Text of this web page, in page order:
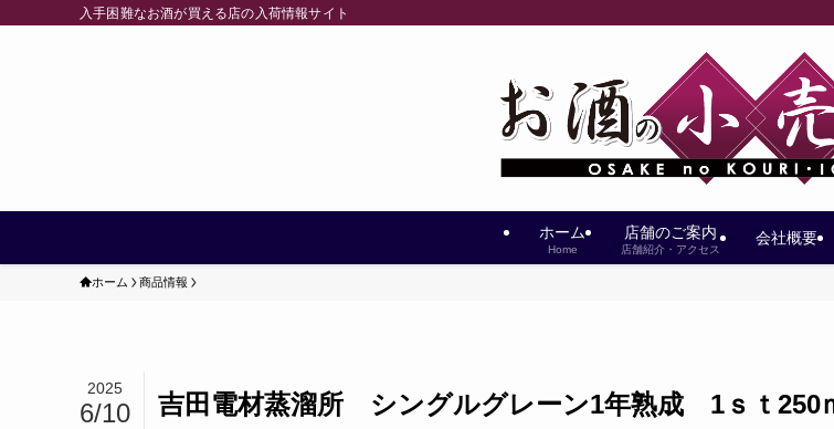
入手困難なお酒が買える店の入荷情報サイト
ホーム
Home
店舗のご案内
店舗紹介・アクセス
会社概要
ホーム 商品情報
吉田電材蒸溜所 シングルグレーン1年熟成 1ｓｔ250
2025
6/10